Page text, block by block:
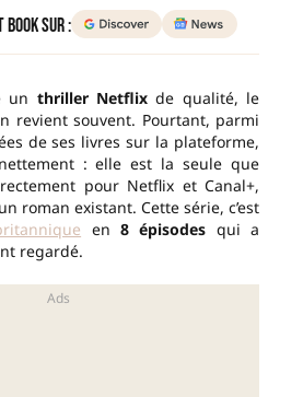
Book sur :
un thriller Netflixde qualité, le
revient souvent. Pourtant, parmi
de ses livres sur la plateforme,
: elle est la seule que
pour Netflix et Canal+,
roman existant. Cette série, c’est
en 8 épisodes qui a
regardé.